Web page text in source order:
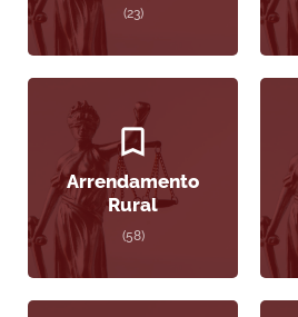
(23)
Arrendamento
Rural
(58)